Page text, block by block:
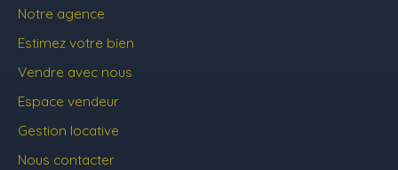
Notre agence
Estimez votre bien
Vendre avec nous
Espace vendeur
Gestion locative
Nous contacter